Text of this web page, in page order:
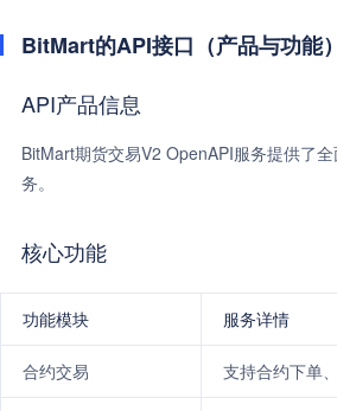
BitMart的API接口（产品与功能）
API产品信息
BitMart期货交易V2 OpenAPI服务提供了
务。
核心功能
功能模块 服务详情
合约交易 支持合约下单